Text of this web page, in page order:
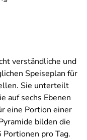
verständliche und
Speiseplan für
Sie unterteilt
auf sechs Ebenen
eine Portion einer
bilden die
pro Tag.